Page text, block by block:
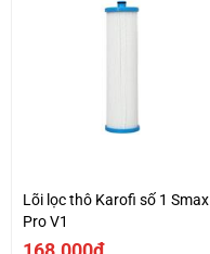
Lõi lọc thô Karofi số 1 Smax
Pro V1